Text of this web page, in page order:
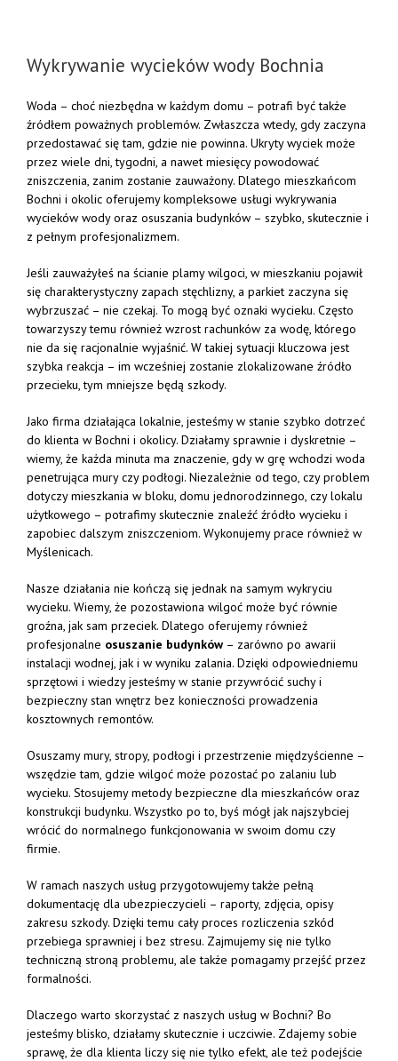
Wykrywanie wyciekówwody Bochnia
Woda – choć niezbędna w każdym domu – potrafi byćtakże
źródłem poważnych problemów. Zwłaszcza wtedy, gdy zaczyna
przedostawać siętam, gdzie nie powinna. Ukrytywyciek może
przez wiele dni,tygodni, a nawet miesięcypowodować
zniszczenia, zanim zostanie zauważony. Dlatego mieszkańcom
Bochni i okolic oferujemykompleksowe usługi wykrywania
wycieków wodyoraz osuszania budynków – szybko, skutecznie i
z pełnym profesjonalizmem.
Jeśli zauważyłeś na ścianie plamywilgoci, w mieszkaniu pojawił
się charakterystyczny zapach stęchlizny, a parkiet zaczyna się
wybrzuszać – nie czekaj. To mogą być oznaki wycieku. Często
towarzyszytemu również wzrost rachunków za wodę, którego
nie da się racjonalnie wyjaśnić. Wtakiej sytuacji kluczowa jest
szybka reakcja – im wcześniej zostanie zlokalizowane źródło
przecieku,tym mniejsze będą szkody.
Jako firma działająca lokalnie, jesteśmyw stanie szybko dotrzeć
do klienta w Bochni i okolicy. Działamysprawnie i dyskretnie –
wiemy, że każda minuta ma znaczenie, gdyw grę wchodzi woda
penetrująca muryczypodłogi. Niezależnie odtego, czyproblem
dotyczymieszkania w bloku, domu jednorodzinnego, czylokalu
użytkowego – potrafimyskutecznie znaleźć źródło wycieku i
zapobiec dalszym zniszczeniom. Wykonujemy prace również w
Myślenicach.
Nasze działania nie kończą się jednak na samym wykryciu
wycieku. Wiemy, że pozostawiona wilgoć może być równie
groźna, jak sam przeciek. Dlatego oferujemyrównież
profesjonalne osuszanie budynków – zarówno po awarii
instalacji wodnej, jak i w wyniku zalania. Dzięki odpowiedniemu
sprzętowi i wiedzyjesteśmyw stanie przywrócić suchyi
bezpiecznystan wnętrz bez konieczności prowadzenia
kosztownych remontów.
Osuszamymury, stropy, podłogi i przestrzenie międzyścienne –
wszędzietam, gdzie wilgoć może pozostać po zalaniu lub
wycieku. Stosujemymetodybezpieczne dla mieszkańców oraz
konstrukcji budynku. Wszystko poto, byś mógł jak najszybciej
wrócić do normalnego funkcjonowania w swoim domu czy
firmie.
W ramach naszych usług przygotowujemytakże pełną
dokumentację dla ubezpieczycieli – raporty, zdjęcia, opisy
zakresu szkody. Dziękitemu całyproces rozliczenia szkód
przebiega sprawniej i bez stresu. Zajmujemysię nietylko
techniczną stroną problemu, aletakże pomagamyprzejść przez
formalności.
Dlaczego warto skorzystać z naszych usług w Bochni? Bo
jesteśmyblisko, działamyskutecznie i uczciwie. Zdajemysobie
sprawę, że dla klienta liczysię nietylko efekt, aleteż podejście